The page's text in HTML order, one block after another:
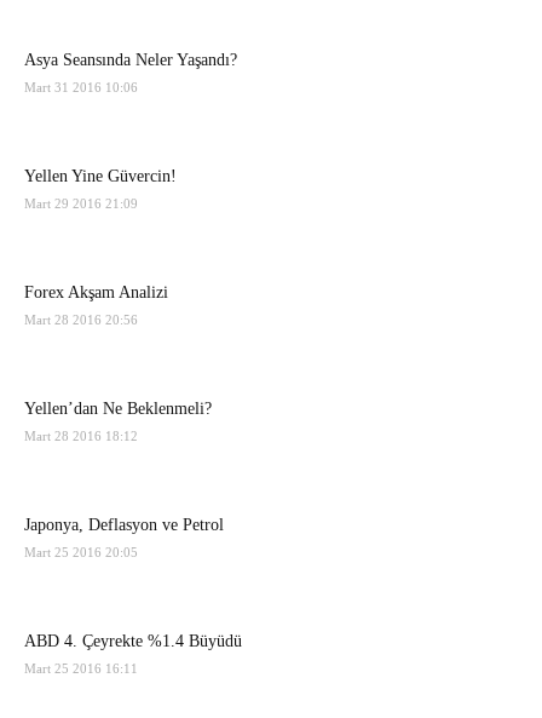
Asya Seansında Neler Yaşandı?
Mart 31 2016 10:06
Yellen Yine Güvercin!
Mart 29 2016 21:09
Forex Akşam Analizi
Mart 28 2016 20:56
Yellen’dan Ne Beklenmeli?
Mart 28 2016 18:12
Japonya, Deflasyon ve Petrol
Mart 25 2016 20:05
ABD 4. Çeyrekte %1.4 Büyüdü
Mart 25 2016 16:11